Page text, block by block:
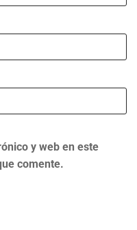
y web en este
comente.